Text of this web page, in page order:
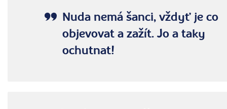
Nuda nemá šanci, vždyť je co
objevovat a zažít. Jo a taky
ochutnat!